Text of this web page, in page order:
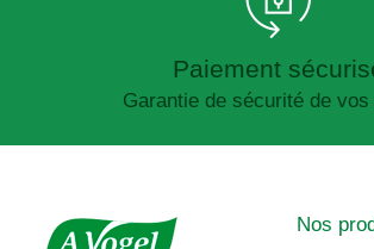
Paiement
Garantie de sécurité de vos
Nos